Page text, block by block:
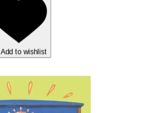
Add to wishlist